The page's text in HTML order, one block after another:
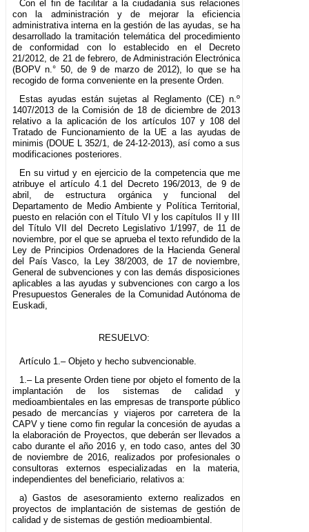
Con el fin de facilitar a la ciudadanía sus relaciones
con la administración y de mejorar la eficiencia
administrativa interna en la gestión de las ayudas, se ha
desarrollado la tramitación telemática del procedimiento
de conformidad con lo establecido en el Decreto
21/2012, de 21 de febrero, de Administración Electrónica
(BOPV n.° 50, de 9 de marzo de 2012), lo que se ha
recogido de forma conveniente en la presente Orden.
Estas ayudas están sujetas al Reglamento (CE) n.º
1407/2013 de la Comisión de 18 de diciembre de 2013
relativo a la aplicación de los artículos 107 y 108 del
Tratado de Funcionamiento de la UE a las ayudas de
minimis (DOUE L 352/1, de 24-12-2013), así como a sus
modificaciones posteriores.
En su virtud y en ejercicio de la competencia que me
atribuye el artículo 4.1 del Decreto 196/2013, de 9 de
abril, de estructura orgánica y funcional del
Departamento de Medio Ambiente y Política Territorial,
puesto en relación con el Título VI y los capítulos II y III
del Título VII del Decreto Legislativo 1/1997, de 11 de
noviembre, por el que se aprueba el texto refundido de la
Ley de Principios Ordenadores de la Hacienda General
del País Vasco, la Ley 38/2003, de 17 de noviembre,
General de subvenciones y con las demás disposiciones
aplicables a las ayudas y subvenciones con cargo a los
Presupuestos Generales de la Comunidad Autónoma de
Euskadi,
RESUELVO:
Artículo 1.– Objeto y hecho subvencionable.
1.– La presente Orden tiene por objeto el fomento de la
implantación de los sistemas de calidad y
medioambientales en las empresas de transporte público
pesado de mercancías y viajeros por carretera de la
CAPV y tiene como fin regular la concesión de ayudas a
la elaboración de Proyectos, que deberán ser llevados a
cabo durante el año 2016 y, en todo caso, antes del 30
de noviembre de 2016, realizados por profesionales o
consultoras externos especializadas en la materia,
independientes del beneficiario, relativos a:
a) Gastos de asesoramiento externo realizados en
proyectos de implantación de sistemas de gestión de
calidad y de sistemas de gestión medioambiental.